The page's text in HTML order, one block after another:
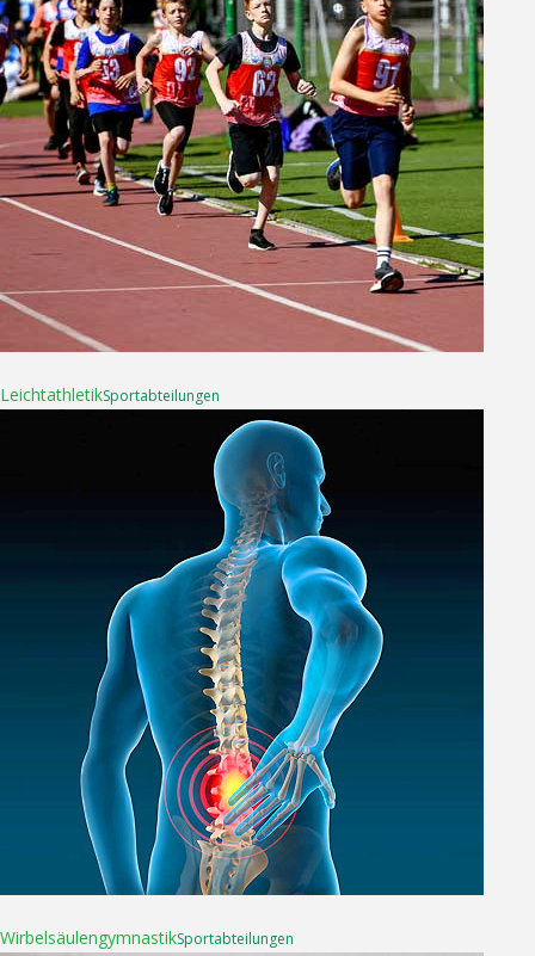
LeichtathletikSport­abteilungen
Wirbelsäulen­gymnastikSport­abteilungen